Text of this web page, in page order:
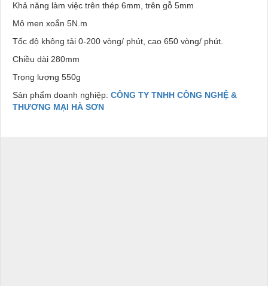
Khả năng làm việc trên thép 6mm, trên gỗ 5mm
Mô men xoắn 5N.m
Tốc độ không tải 0-200 vòng/ phút, cao 650 vòng/ phút.
Chiều dài 280mm
Trọng lượng 550g
Sản phẩm doanh nghiệp: CÔNG TY TNHH CÔNG NGHỆ &
THƯƠNG MẠI HÀ SƠN